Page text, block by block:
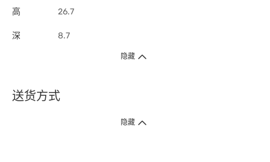
高 26.7
深 8.7
隐藏
送货方式
1. 送货到府（受卫生署条例规管产品除外 ）
隐藏